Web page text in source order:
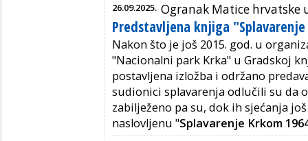
26.09.2025. Ogranak Matice hrvatske
Predstavljena knjiga
Nakon što je još 2015. god. u
"Nacionalni park Krka" u Gradskoj
postavljena izložba i održano
sudionici splavarenja odlučili su da
zabilježeno pa su, dok ih sjećanja
naslovljenu "Splavarenje Krkom